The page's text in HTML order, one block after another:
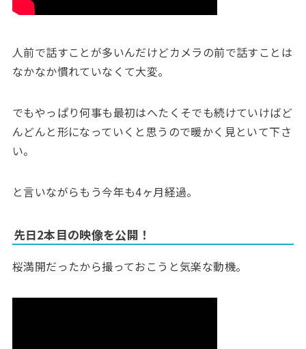
人前で話すことが多いんだけどカメラの前で話すことは
なかなか慣れていなくて大変。
でもやっぱり何事も最初はへたくそでも続けていけばど
んどんと形になっていくと思うので暖かく見といて下さ
い。
と言いながらもう今年も4ヶ月経過。
先日2本目の映像を公開！
桜満開だったから撮っておこうと気楽な動機。